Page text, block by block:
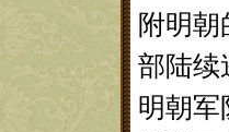
附明
部陆续
明朝军